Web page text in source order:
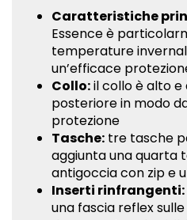
Twitter
Google
Plus
Caratteristiche
Essence è
temperature
un’efficace
Collo:il collo è alto
posteriore in modo
protezione
Tasche: tre tasche
aggiunta una quarta
antigoccia con zip e
Inserti rinfrangenti:
una fascia reflex